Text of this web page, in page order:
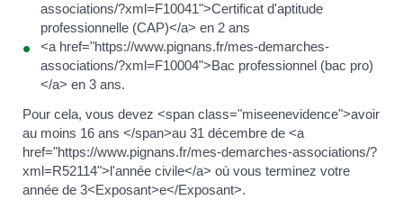
associations/?xml=F10041">Certificat d'aptitude
professionnelle (CAP)</a> en 2 ans
<a href="https://www.pignans.fr/mes-demarches-
associations/?xml=F10004">Bac professionnel (bac pro)
</a> en 3 ans.
Pour cela, vous devez <span class="miseenevidence">avoir
au moins 16 ans </span>au 31 décembre de <a
href="https://www.pignans.fr/mes-demarches-associations/?
xml=R52114">l'année civile</a> où vous terminez votre
année de 3<Exposant>e</Exposant>.